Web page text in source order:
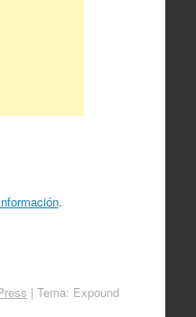
.
| Tema: Expound